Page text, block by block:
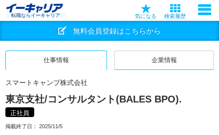
転職ならイーキャリア 気になる 検索履歴
無料会員登録はこちらから
仕事情報 企業情報
スマートキャンプ株式会社
東京支社/コンサルタント(BALES BPO).
正社員
掲載終了日： 2025/11/5